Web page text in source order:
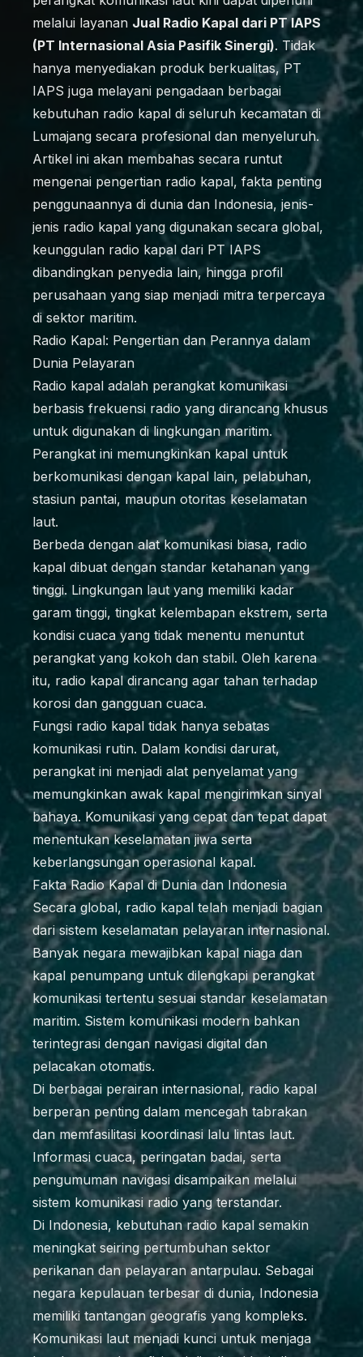
melalui layanan Jual Radio Kapal dari PT IAPS
(PT Internasional Asia Pasifik Sinergi). Tidak
hanya menyediakan produk berkualitas, PT
IAPS juga melayani pengadaan berbagai
kebutuhan radio kapal di seluruh kecamatan di
Lumajang secara profesional dan menyeluruh.
Artikel ini akan membahas secara runtut
mengenai pengertian radio kapal, fakta penting
penggunaannya di dunia dan Indonesia, jenis-
jenis radio kapal yang digunakan secara global,
keunggulan radio kapal dari PT IAPS
dibandingkan penyedia lain, hingga profil
perusahaan yang siap menjadi mitra terpercaya
di sektor maritim.
Radio Kapal: Pengertian dan Perannya dalam
Dunia Pelayaran
Radio kapal adalah perangkat komunikasi
berbasis frekuensi radio yang dirancang khusus
untuk digunakan di lingkungan maritim.
Perangkat ini memungkinkan kapal untuk
berkomunikasi dengan kapal lain, pelabuhan,
stasiun pantai, maupun otoritas keselamatan
laut.
Berbeda dengan alat komunikasi biasa, radio
kapal dibuat dengan standar ketahanan yang
tinggi. Lingkungan laut yang memiliki kadar
garam tinggi, tingkat kelembapan ekstrem, serta
kondisi cuaca yang tidak menentu menuntut
perangkat yang kokoh dan stabil. Oleh karena
itu, radio kapal dirancang agar tahan terhadap
korosi dan gangguan cuaca.
Fungsi radio kapal tidak hanya sebatas
komunikasi rutin. Dalam kondisi darurat,
perangkat ini menjadi alat penyelamat yang
memungkinkan awak kapal mengirimkan sinyal
bahaya. Komunikasi yang cepat dan tepat dapat
menentukan keselamatan jiwa serta
keberlangsungan operasional kapal.
Fakta Radio Kapal di Dunia dan Indonesia
Secara global, radio kapal telah menjadi bagian
dari sistem keselamatan pelayaran internasional.
Banyak negara mewajibkan kapal niaga dan
kapal penumpang untuk dilengkapi perangkat
komunikasi tertentu sesuai standar keselamatan
maritim. Sistem komunikasi modern bahkan
terintegrasi dengan navigasi digital dan
pelacakan otomatis.
Di berbagai perairan internasional, radio kapal
berperan penting dalam mencegah tabrakan
dan memfasilitasi koordinasi lalu lintas laut.
Informasi cuaca, peringatan badai, serta
pengumuman navigasi disampaikan melalui
sistem komunikasi radio yang terstandar.
Di Indonesia, kebutuhan radio kapal semakin
meningkat seiring pertumbuhan sektor
perikanan dan pelayaran antarpulau. Sebagai
negara kepulauan terbesar di dunia, Indonesia
memiliki tantangan geografis yang kompleks.
Komunikasi laut menjadi kunci untuk menjaga